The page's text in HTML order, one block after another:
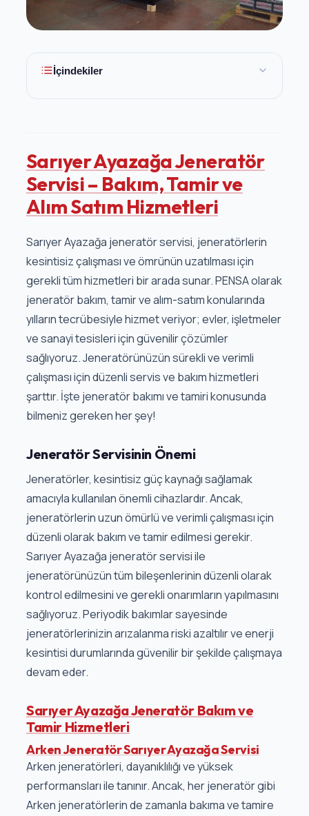
İçindekiler
Sarıyer Ayazağa Jeneratör
Servisi – Bakım, Tamir ve
Alım Satım Hizmetleri
Sarıyer Ayazağa jeneratör servisi, jeneratörlerin
kesintisiz çalışması ve ömrünün uzatılması için
gerekli tüm hizmetleri bir arada sunar. PENSA olarak
jeneratör bakım, tamir ve alım-satım konularında
yılların tecrübesiyle hizmet veriyor; evler, işletmeler
ve sanayi tesisleri için güvenilir çözümler
sağlıyoruz. Jeneratörünüzün sürekli ve verimli
çalışması için düzenli servis ve bakım hizmetleri
şarttır. İşte jeneratör bakımı ve tamiri konusunda
bilmeniz gereken her şey!
Jeneratör Servisinin Önemi
Jeneratörler, kesintisiz güç kaynağı sağlamak
amacıyla kullanılan önemli cihazlardır. Ancak,
jeneratörlerin uzun ömürlü ve verimli çalışması için
düzenli olarak bakım ve tamir edilmesi gerekir.
Sarıyer Ayazağa jeneratör servisi ile
jeneratörünüzün tüm bileşenlerinin düzenli olarak
kontrol edilmesini ve gerekli onarımların yapılmasını
sağlıyoruz. Periyodik bakımlar sayesinde
jeneratörlerinizin arızalanma riski azaltılır ve enerji
kesintisi durumlarında güvenilir bir şekilde çalışmaya
devam eder.
Sarıyer Ayazağa Jeneratör Bakım ve
Tamir Hizmetleri
Arken Jeneratör Sarıyer Ayazağa Servisi
Arken jeneratörleri, dayanıklılığı ve yüksek
performansları ile tanınır. Ancak, her jeneratör gibi
Arken jeneratörlerin de zamanla bakıma ve tamire